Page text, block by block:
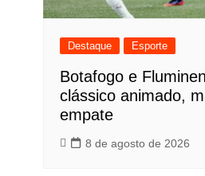
Destaque Esporte
Botafogo e
clássico animado,
empate
8 de agosto de 2026